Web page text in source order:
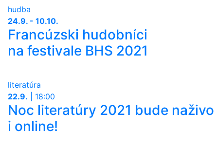
hudba
24.9. - 10.10.
Francúzski hudobníci
na festivale BHS 2021
literatúra
22.9.
18:00
Noc literatúry 2021 bude naživo
i online!